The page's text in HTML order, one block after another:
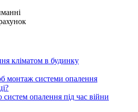
кліматом в будинку
монтаж системи опалення
систем опалення під час війни